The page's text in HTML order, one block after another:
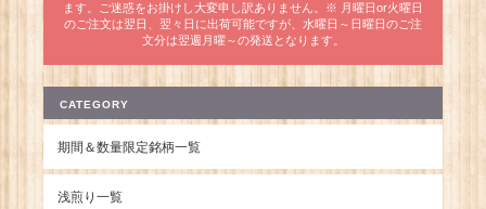
ます。ご迷惑をお掛けし大変申し訳ありません。※ 月曜日or火曜日
のご注文は翌日、翌々日に出荷可能ですが、水曜日～日曜日のご注
文分は翌週月曜～の発送となります。
CATEGORY
期間＆数量限定銘柄一覧
浅煎り一覧